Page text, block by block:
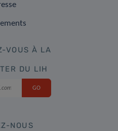
VOUS À LA
DU LIH
NOUS